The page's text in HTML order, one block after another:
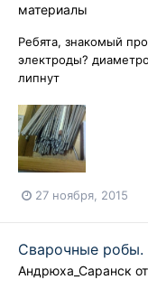
материалы
Ребята, знакомый
электроды?
липнут
27 ноября, 2015
Сварочные робы.
Андрюха_Саранск